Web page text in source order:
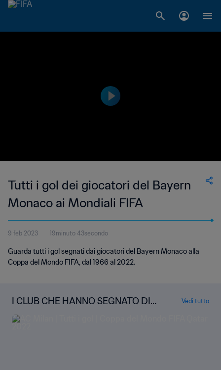
Tutti i gol dei giocatori del Bayern
Monaco ai Mondiali FIFA
9 feb 2023 19minuto 43secondo
Guarda tutti i gol segnati dai giocatori del Bayern Monaco alla
Coppa del Mondo FIFA, dal 1966 al 2022.
I CLUB CHE HANNO SEGNATO DI P
IÙ ALLA COPPA DEL MONDO FIFA
Vedi tutto